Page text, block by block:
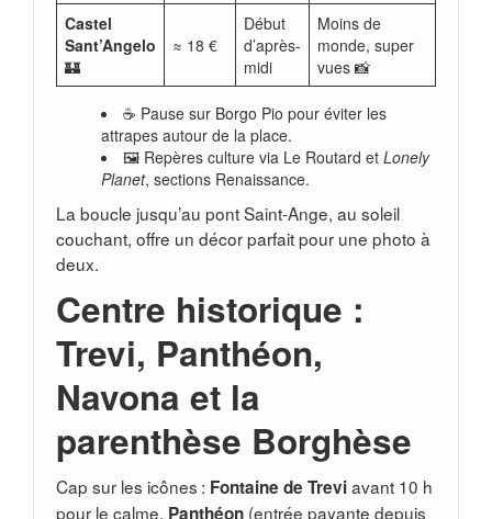
Castel
Sant’Angelo
🏰
≈ 18 €
Début
d’après-
midi
Moins de
monde, super
vues 📸
☕ Pause sur Borgo Pio pour éviter les
attrapes autour de la place.
🖼️ Repères culture via Le Routard et Lonely
Planet, sections Renaissance.
La boucle jusqu’au pont Saint-Ange, au soleil
couchant, offre un décor parfait pour une photo à
deux.
Centre historique :
Trevi, Panthéon,
Navona et la
parenthèse Borghèse
Cap sur les icônes : Fontaine de Treviavant 10 h
pour le calme, Panthéon (entrée payante depuis